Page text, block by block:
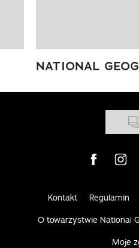
NATIONAL
Visit us on
Visit
Kontakt Regulamin
O towarzystwie National
Moje